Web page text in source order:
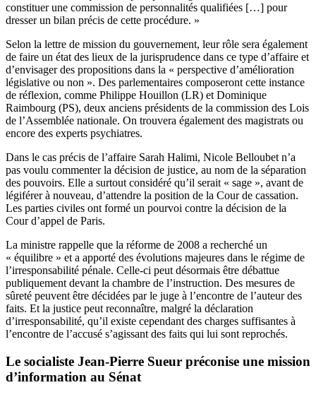
constituer une commission de personnalités qualifiées […] pour
dresser un bilan précis de cette procédure. »
Selon la lettre de mission du gouvernement, leur rôle sera également
de faire un état des lieux de la jurisprudence dans ce type d’affaire et
d’envisager des propositions dans la « perspective d’amélioration
législative ou non ». Des parlementaires composeront cette instance
de réflexion, comme Philippe Houillon (LR) et Dominique
Raimbourg (PS), deux anciens présidents de la commission des Lois
de l’Assemblée nationale. On trouvera également des magistrats ou
encore des experts psychiatres.
Dans le cas précis de l’affaire Sarah Halimi, Nicole Belloubet n’a
pas voulu commenter la décision de justice, au nom de la séparation
des pouvoirs. Elle a surtout considéré qu’il serait « sage », avant de
légiférer à nouveau, d’attendre la position de la Cour de cassation.
Les parties civiles ont formé un pourvoi contre la décision de la
Cour d’appel de Paris.
La ministre rappelle que la réforme de 2008 a recherché un
« équilibre » et a apporté des évolutions majeures dans le régime de
l’irresponsabilité pénale. Celle-ci peut désormais être débattue
publiquement devant la chambre de l’instruction. Des mesures de
sûreté peuvent être décidées par le juge à l’encontre de l’auteur des
faits. Et la justice peut reconnaître, malgré la déclaration
d’irresponsabilité, qu’il existe cependant des charges suffisantes à
l’encontre de l’accusé s’agissant des faits qui lui sont reprochés.
Le socialiste Jean-Pierre Sueur préconise une mission
d’information au Sénat